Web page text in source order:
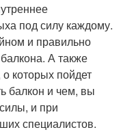
под силу каждому.
и правильно
А также
которых пойдет
балкон и чем, вы
и при
специалистов.